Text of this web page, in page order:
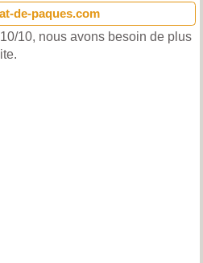
de-paques.com
10, nous avons besoin de plus